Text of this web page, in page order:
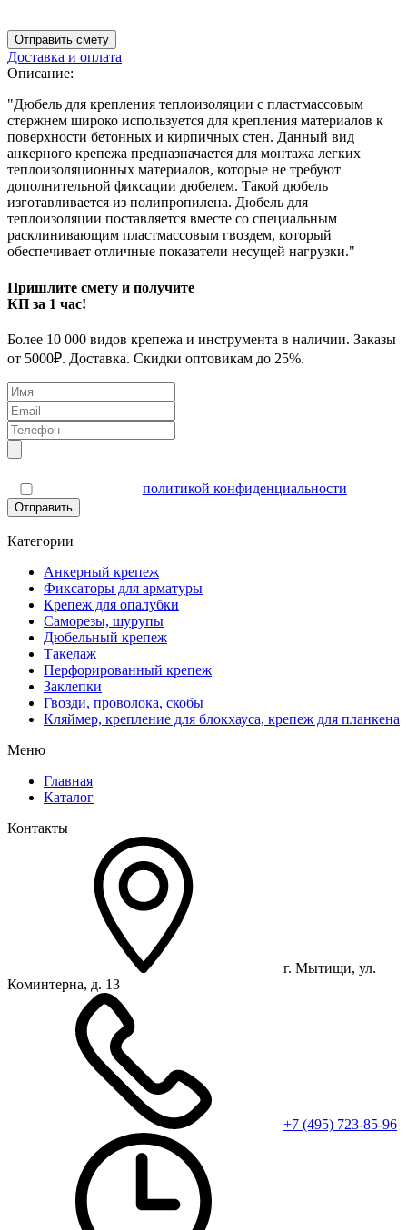
Отправить смету
Доставка и оплата
Описание:
"Дюбель для крепления теплоизоляции с пластмассовым
стержнем широко используется для крепления материалов к
поверхности бетонных и кирпичных стен. Данный вид
анкерного крепежа предназначается для монтажа легких
теплоизоляционных материалов, которые не требуют
дополнительной фиксации дюбелем. Такой дюбель
изготавливается из полипропилена. Дюбель для
теплоизоляции поставляется вместе со специальным
расклинивающим пластмассовым гвоздем, который
обеспечивает отличные показатели несущей нагрузки."
Пришлите смету и получите
КП за 1 час!
Более 10 000 видов крепежа и инструмента в наличии. Заказы
от 5000₽. Доставка. Скидки оптовикам до 25%.
политикой конфиденциальности
Отправить
Категории
Анкерный крепеж
Фиксаторы для арматуры
Крепеж для опалубки
Саморезы, шурупы
Дюбельный крепеж
Такелаж
Перфорированный крепеж
Заклепки
Гвозди, проволока, скобы
Кляймер, крепление для блокхауса, крепеж для планкена
Меню
Главная
Каталог
Контакты
г. Мытищи, ул.
Коминтерна, д. 13
+7 (495) 723-85-96